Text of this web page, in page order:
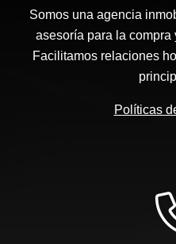
Somos una agencia
asesoría para la compra
Facilitamos relaciones
Políticas